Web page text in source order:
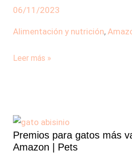
06/11/2023
Alimentación y nutrición,
|
Pets
Leer más »
Premios para gatos más
Amazon | Pets
para
gatos
más